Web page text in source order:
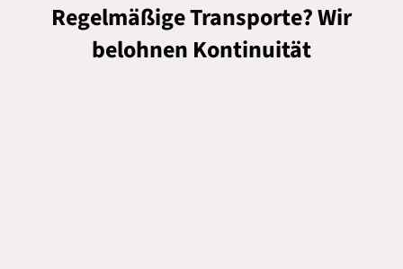
Regelmäßige Transporte? Wir
belohnen Kontinuität